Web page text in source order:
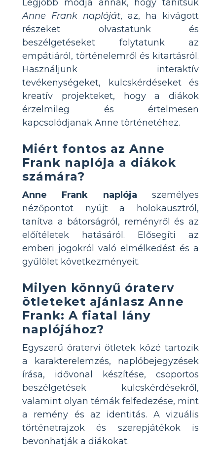
Legjobb módja annak, hogy tanítsuk
Anne Frank naplóját, az, ha kivágott
részeket olvastatunk és
beszélgetéseket folytatunk az
empátiáról, történelemről és kitartásról.
Használjunk interaktív
tevékenységeket, kulcskérdéseket és
kreatív projekteket, hogy a diákok
érzelmileg és értelmesen
kapcsolódjanak Anne történetéhez.
Miért fontos az Anne
Frank naplója a diákok
számára?
Anne Frank naplója személyes
nézőpontot nyújt a holokausztról,
tanítva a bátorságról, reményről és az
előítéletek hatásáról. Elősegíti az
emberi jogokról való elmélkedést és a
gyűlölet következményeit.
Milyen könnyű óraterv
ötleteket ajánlasz Anne
Frank: A fiatal lány
naplójához?
Egyszerű óratervi ötletek közé tartozik
a karakterelemzés, naplóbejegyzések
írása, idővonal készítése, csoportos
beszélgetések kulcskérdésekről,
valamint olyan témák felfedezése, mint
a remény és az identitás. A vizuális
történetrajzok és szerepjátékok is
bevonhatják a diákokat.